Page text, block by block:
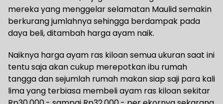
mereka yang menggelar selamatan Maulid semakin
berkurang jumlahnya sehingga berdampak pada
daya beli, ditambah harga ayam naik.
Naiknya harga ayam ras kiloan semua ukuran saat ini
tentu saja akan cukup merepotkan ibu rumah
tangga dan sejumlah rumah makan siap saji para kali
lima yang terbiasa membeli ayam ras kiloan sekitar